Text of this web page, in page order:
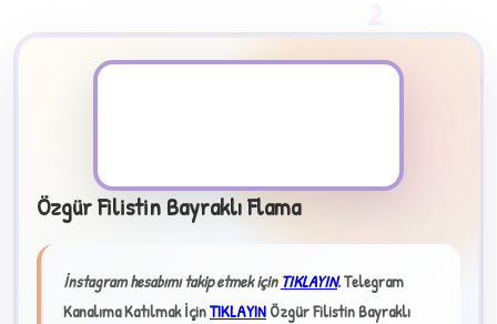
Özgür Filistin Bayraklı Flama
İnstagram hesabımı takip etmek içinTIKLAYIN.Telegram
Kanalıma Katılmak İçinTIKLAYINÖzgür Filistin Bayraklı